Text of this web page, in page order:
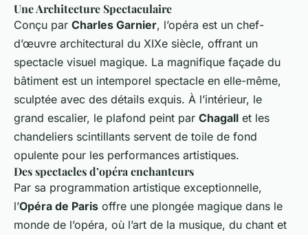
Une Architecture Spectaculaire
Conçu par Charles Garnier, l’opéra est un chef-
d’œuvre architectural du XIXe siècle, offrant un
spectacle visuel magique. La magnifique façade du
bâtiment est un intemporel spectacle en elle-même,
sculptée avec des détails exquis. À l’intérieur, le
grand escalier, le plafond peint par Chagall et les
chandeliers scintillants servent de toile de fond
opulente pour les performances artistiques.
Des spectacles d’opéra enchanteurs
Par sa programmation artistique exceptionnelle,
l’Opéra de Paris offre une plongée magique dans le
monde de l’opéra, où l’art de la musique, du chant et